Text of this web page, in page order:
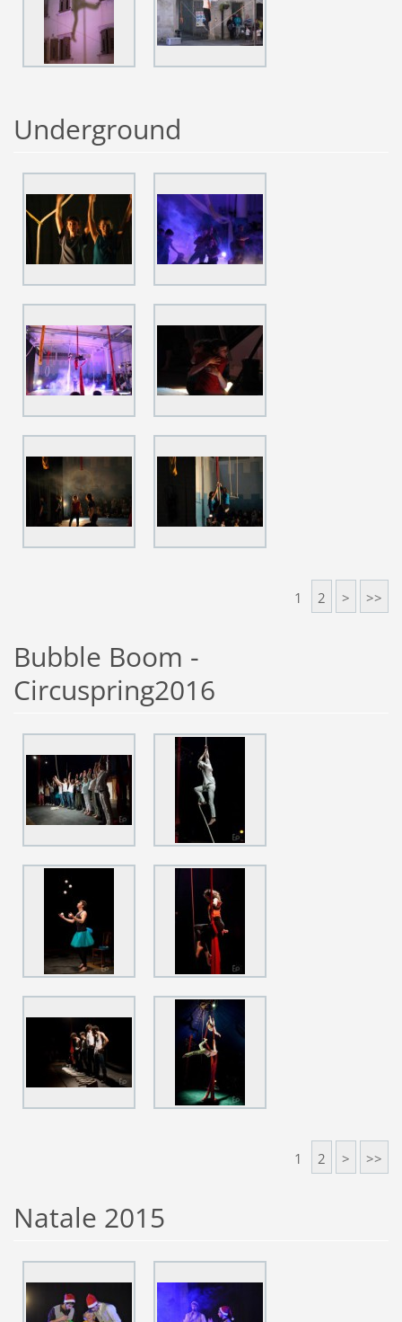
Underground
1 2 > >>
Bubble Boom -
Circuspring2016
1 2 > >>
Natale 2015